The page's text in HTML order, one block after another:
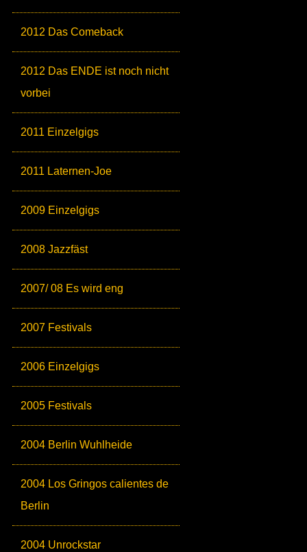
2012 Das Comeback
2012 Das ENDE ist noch nicht
vorbei
2011 Einzelgigs
2011 Laternen-Joe
2009 Einzelgigs
2008 Jazzfäst
2007/ 08 Es wird eng
2007 Festivals
2006 Einzelgigs
2005 Festivals
2004 Berlin Wuhlheide
2004 Los Gringos calientes de
Berlin
2004 Unrockstar